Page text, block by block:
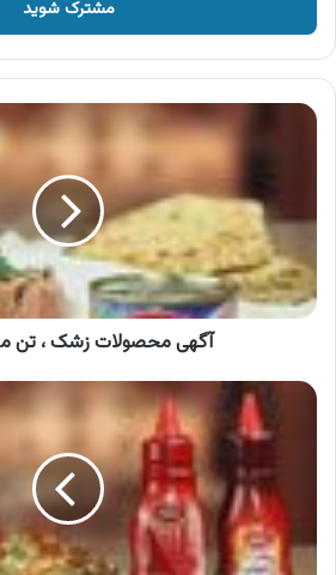
وارد
کنید
آگهی
تن
زشک
آگهی محصولات زشک ، تن
آگهی
محصولات
کچاپ
زشک